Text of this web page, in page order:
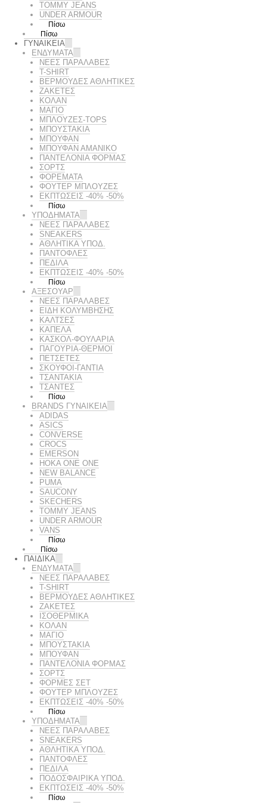
TOMMY JEANS
UNDER ARMOUR
Πίσω
Πίσω
ΓΥΝΑΙΚΕΙΑ
ΕΝΔΥΜΑΤΑ
ΝΕΕΣ ΠΑΡΑΛΑΒΕΣ
T-SHIRT
ΒΕΡΜΟΥΔΕΣ ΑΘΛΗΤΙΚΕΣ
ΖΑΚΕΤΕΣ
ΚΟΛΑΝ
ΜΑΓΙΟ
ΜΠΛΟΥΖΕΣ-TOPS
ΜΠΟΥΣΤΑΚΙΑ
ΜΠΟΥΦΑΝ
ΜΠΟΥΦΑΝ ΑΜΑΝΙΚΟ
ΠΑΝΤΕΛΟΝΙΑ ΦΟΡΜΑΣ
ΣΟΡΤΣ
ΦΟΡΕΜΑΤΑ
ΦΟΥΤΕΡ ΜΠΛΟΥΖΕΣ
ΕΚΠΤΏΣΕΙΣ -40% -50%
Πίσω
ΥΠΟΔΗΜΑΤΑ
ΝΕΕΣ ΠΑΡΑΛΑΒΕΣ
SNEAKERS
ΑΘΛΗΤΙΚΑ ΥΠΟΔ.
ΠΑΝΤΟΦΛΕΣ
ΠΕΔΙΛΑ
ΕΚΠΤΏΣΕΙΣ -40% -50%
Πίσω
ΑΞΕΣΟΥΑΡ
ΝΕΕΣ ΠΑΡΑΛΑΒΕΣ
ΕΙΔΗ ΚΟΛΥΜΒΗΣΗΣ
ΚΑΛΤΣΕΣ
ΚΑΠΕΛΑ
ΚΑΣΚΟΛ-ΦΟΥΛΑΡΙΑ
ΠΑΓΟΥΡΙΑ-ΘΕΡΜΟΙ
ΠΕΤΣΈΤΕΣ
ΣΚΟΥΦΟΙ-ΓΑΝΤΙΑ
ΤΣΑΝΤΑΚΙΑ
ΤΣΑΝΤΕΣ
Πίσω
BRANDS ΓΥΝΑΙΚΕΊΑ
ADIDAS
ASICS
CONVERSE
CROCS
EMERSON
HOKA ONE ONE
NEW BALANCE
PUMA
SAUCONY
SKECHERS
TOMMY JEANS
UNDER ARMOUR
VANS
Πίσω
Πίσω
ΠΑΙΔΙΚΑ
ΕΝΔΥΜΑΤΑ
ΝΕΕΣ ΠΑΡΑΛΑΒΕΣ
T-SHIRT
ΒΕΡΜΟΥΔΕΣ ΑΘΛΗΤΙΚΕΣ
ΖΑΚΕΤΕΣ
ΙΣΟΘΕΡΜΙΚΑ
ΚΟΛΑΝ
ΜΑΓΙΟ
ΜΠΟΥΣΤΑΚΙΑ
ΜΠΟΥΦΑΝ
ΠΑΝΤΕΛΟΝΙΑ ΦΟΡΜΑΣ
ΣΟΡΤΣ
ΦΟΡΜΕΣ ΣΕΤ
ΦΟΥΤΕΡ ΜΠΛΟΥΖΕΣ
ΕΚΠΤΏΣΕΙΣ -40% -50%
Πίσω
ΥΠΟΔΗΜΑΤΑ
ΝΕΕΣ ΠΑΡΑΛΑΒΕΣ
SNEAKERS
ΑΘΛΗΤΙΚΑ ΥΠΟΔ.
ΠΑΝΤΟΦΛΕΣ
ΠΕΔΙΛΑ
ΠΟΔΟΣΦΑΙΡΙΚΑ ΥΠΟΔ.
ΕΚΠΤΏΣΕΙΣ -40% -50%
Πίσω